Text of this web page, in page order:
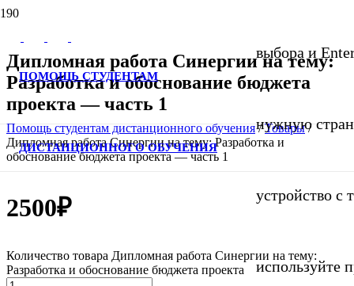
ПОМОЩЬ СТУДЕНТАМ
ДИСТАНЦИОННОГО ОБУЧЕНИЯ
выбора и
нужную
устройство с
используйте
Дипломная работа Синергии на тему:
Разработка и обоснование бюджета
проекта — часть 1
Помощь студентам дистанционного обучения/Товары/
Дипломная работа Синергии на тему: Разработка и
обоснование бюджета проекта — часть 1
2500₽
Количество товара Дипломная работа Синергии на тему:
Разработка и обоснование бюджета проекта